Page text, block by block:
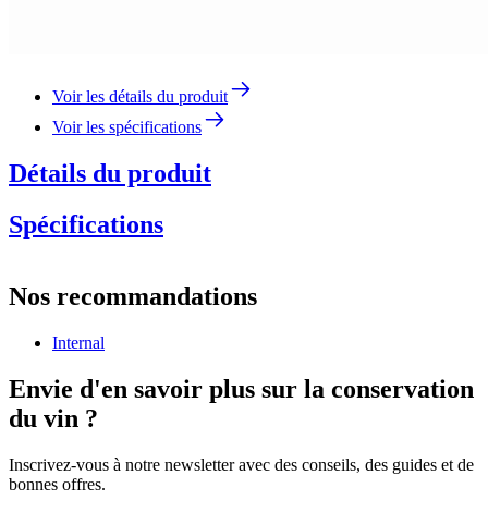
Voir les détails du produit
Voir les spécifications
Détails du produit
Spécifications
Numéro de produitconsultation
Dimensions (LxHxP cm)
Poids (kg)1.5
Nos recommandations
Internal
Envie d'en savoir plus sur la conservation
du vin ?
Inscrivez-vous à notre newsletter avec des conseils, des guides et de
bonnes offres.